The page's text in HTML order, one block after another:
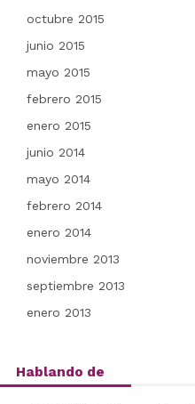
octubre 2015
junio 2015
mayo 2015
febrero 2015
enero 2015
junio 2014
mayo 2014
febrero 2014
enero 2014
noviembre 2013
septiembre 2013
enero 2013
Hablando de